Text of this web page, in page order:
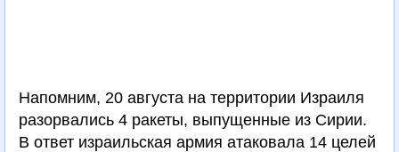
Напомним, 20 августа на территории Израиля
разорвались 4 ракеты, выпущенные из Сирии.
В ответ израильская армия атаковала 14 целей